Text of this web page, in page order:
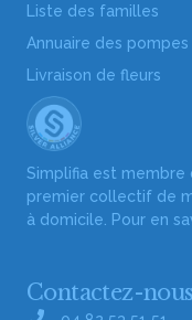
Liste des familles
Annuaire des
Livraison de fleurs
Simplifia est membre
premier collectif de
à domicile. Pour en
Contactez-nous